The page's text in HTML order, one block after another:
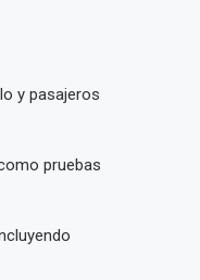
y pasajeros
pruebas